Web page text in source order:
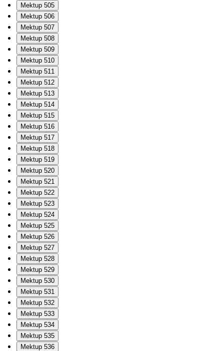
Mektup 505
Mektup 506
Mektup 507
Mektup 508
Mektup 509
Mektup 510
Mektup 511
Mektup 512
Mektup 513
Mektup 514
Mektup 515
Mektup 516
Mektup 517
Mektup 518
Mektup 519
Mektup 520
Mektup 521
Mektup 522
Mektup 523
Mektup 524
Mektup 525
Mektup 526
Mektup 527
Mektup 528
Mektup 529
Mektup 530
Mektup 531
Mektup 532
Mektup 533
Mektup 534
Mektup 535
Mektup 536